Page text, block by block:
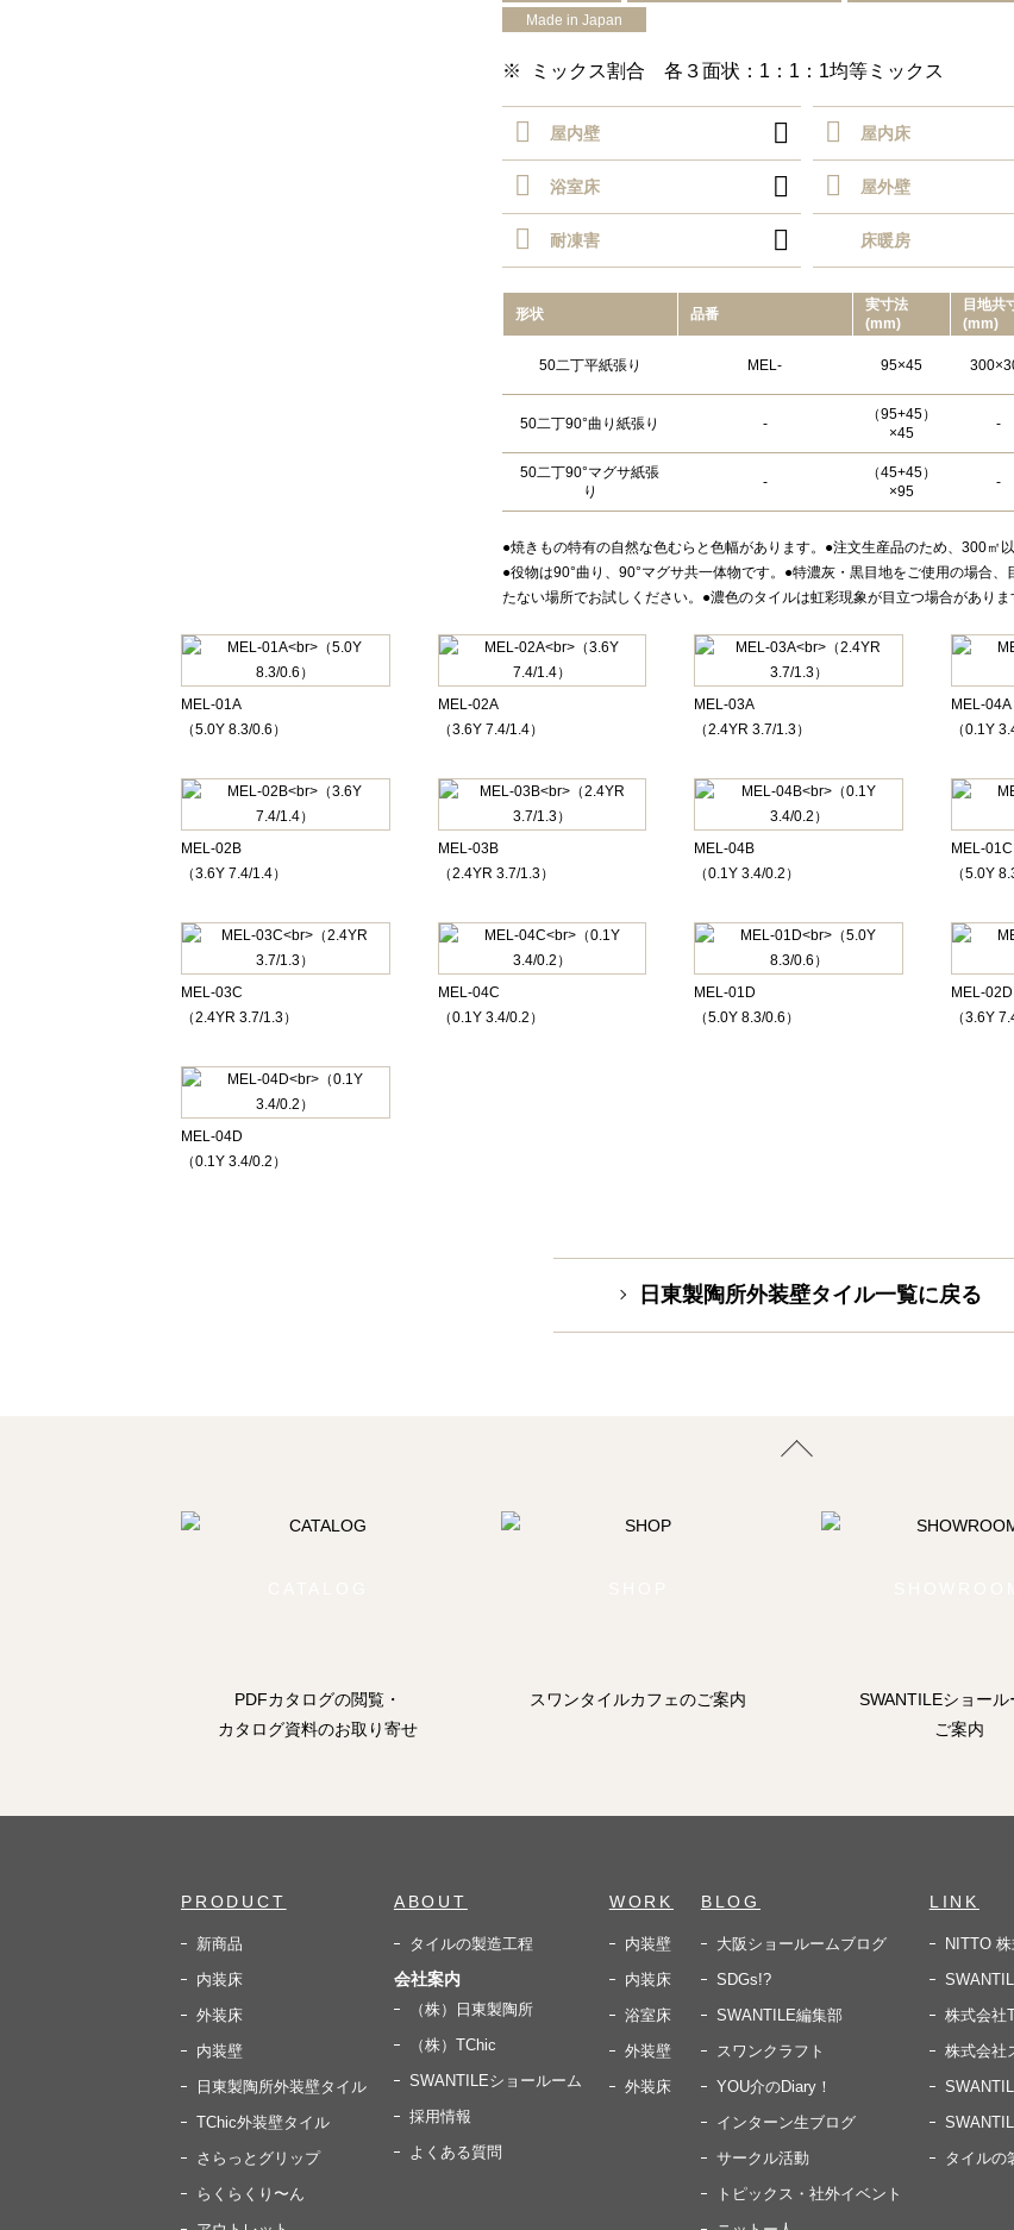
Made in Japan
ミックス割合 各３面状：1：1：1均等ミックス
屋内壁  屋内床
浴室床  屋外壁
耐凍害  床暖房
形状 品番
実⼨法
(mm)
目地共
(mm)
50二丁平紙張り MEL- 95×45
50二丁90°曲り紙張り -
（95+45）
×45
-
50二丁90°マグサ紙張
り
-
（45+45）
×95
-
●焼きもの特有の自然な色むらと色幅があります。●注文生産品のため、300㎡
●役物は90°曲り、90°マグサ共一体物です。●特濃灰・黒目地をご使用の場合
たない場所でお試しください。●濃色のタイルは虹彩現象が目立つ場合がありま
MEL-01A
（5.0Y 8.3/0.6）
MEL-02A
（3.6Y 7.4/1.4）
MEL-03A
（2.4YR 3.7/1.3）
MEL-04A
（0.1Y
MEL-02B
（3.6Y 7.4/1.4）
MEL-03B
（2.4YR 3.7/1.3）
MEL-04B
（0.1Y 3.4/0.2）
MEL-01C
（5.0Y
MEL-03C
（2.4YR 3.7/1.3）
MEL-04C
（0.1Y 3.4/0.2）
MEL-01D
（5.0Y 8.3/0.6）
MEL-02D
（3.6Y
MEL-04D
（0.1Y 3.4/0.2）
日東製陶所外装壁タイル一覧に戻る
PDFカタログの閲覧・
カタログ資料のお取り寄せ
スワンタイルカフェのご案内
SWANTILEショール
ご案内
PRODUCT
新商品
内装床
外装床
内装壁
日東製陶所外装壁タイル
TChic外装壁タイル
さらっとグリップ
らくらくり〜ん
ABOUT
タイルの製造工程
会社案内
（株）日東製陶所
（株）TChic
SWANTILEショールーム
採用情報
よくある質問
WORK
内装壁
内装床
浴室床
外装壁
外装床
BLOG
大阪ショールームブログ
SDGs!?
SWANTILE編集部
スワンクラフト
YOU介のDiary！
インターン生ブログ
サークル活動
トピックス・社外イベント
LINK
NITTO
株式会社
株式会社
タイル